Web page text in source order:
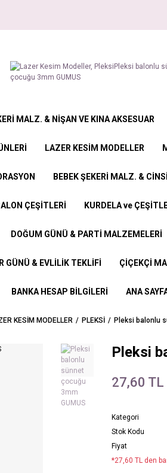
MALZ. & NİŞAN VE KINA AKSESUAR
LAZER KESİM MODELLER
BEBEK ŞEKERİ MALZ. &
ÇEŞİTLERİ KURDELA ve
DOĞUM GÜNÜ & PARTİ MALZEMELERİ
GÜNÜ & EVLİLİK TEKLİFİ ÇİÇEKÇİ
BANKA HESAP BİLGİLERİ ANA
KESİM MODELLER PLEKSİ Pleksi balonlu
Pleksi
27,60 TL
Kategori
Stok Kodu
Fiyat
*27,60 TL den